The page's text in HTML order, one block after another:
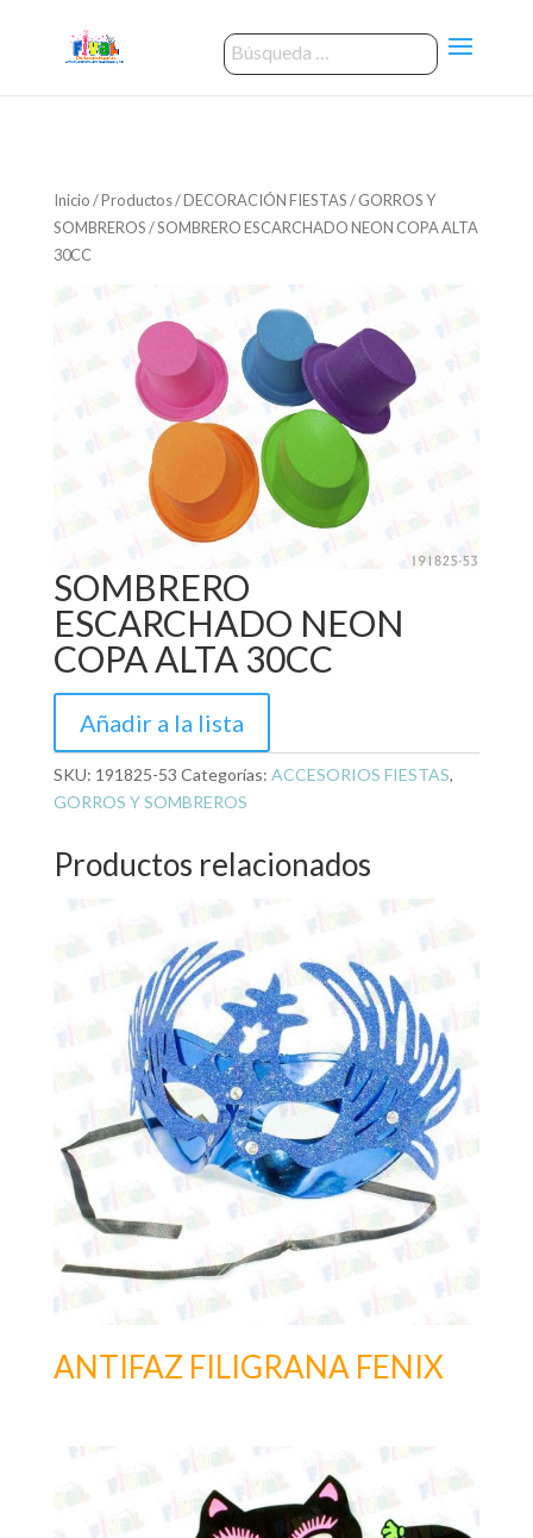
Inicio/Productos/DECORACIÓN FIESTAS/GORROS Y
SOMBREROS/ SOMBRERO ESCARCHADO NEON COPA ALTA
30CC
SOMBRERO
ESCARCHADO NEON
COPA ALTA 30CC
Añadir a la lista
SKU: 191825-53 Categorías: ACCESORIOS FIESTAS,
GORROS Y SOMBREROS
Productos relacionados
ANTIFAZ FILIGRANA FENIX